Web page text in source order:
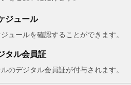
ジュール
ュールを確認することができます。
タル会員証
のデジタル会員証が付与されます。